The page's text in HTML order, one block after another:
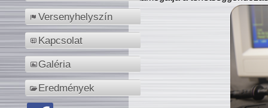
Versenyhelyszín
Kapcsolat
Galéria
Eredmények